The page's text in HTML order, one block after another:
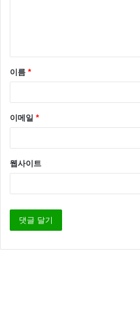
이름 *
이메일 *
웹사이트